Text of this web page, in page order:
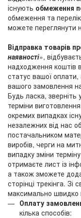
існують обмеження
обмеження та
можете переглянути
Відправка товарів
наявності»,
надходження коштів
статус вашої оплати,
вашого замовлення на
Будь ласка, зверніть
терміни
окремих випадках
незалежних від нас
постачальником
виробів, черги на
випадку зміни
отримаєте лист із
а також зможете
сторінці трекінга.
максимально швидко
Оплату
кілька способів: